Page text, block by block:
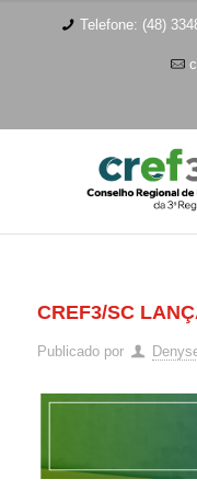
Telefone: (48)
CREF3/SC
Publicado por